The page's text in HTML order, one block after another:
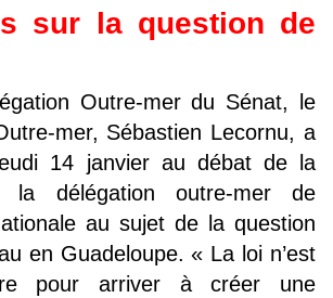
sur la question de
Outre-mer du Sénat, le
mer, Sébastien Lecornu, a
14 janvier au débat de la
la délégation outre-mer de
au sujet de la question
en Guadeloupe. « La loi n’est
pour arriver à créer une